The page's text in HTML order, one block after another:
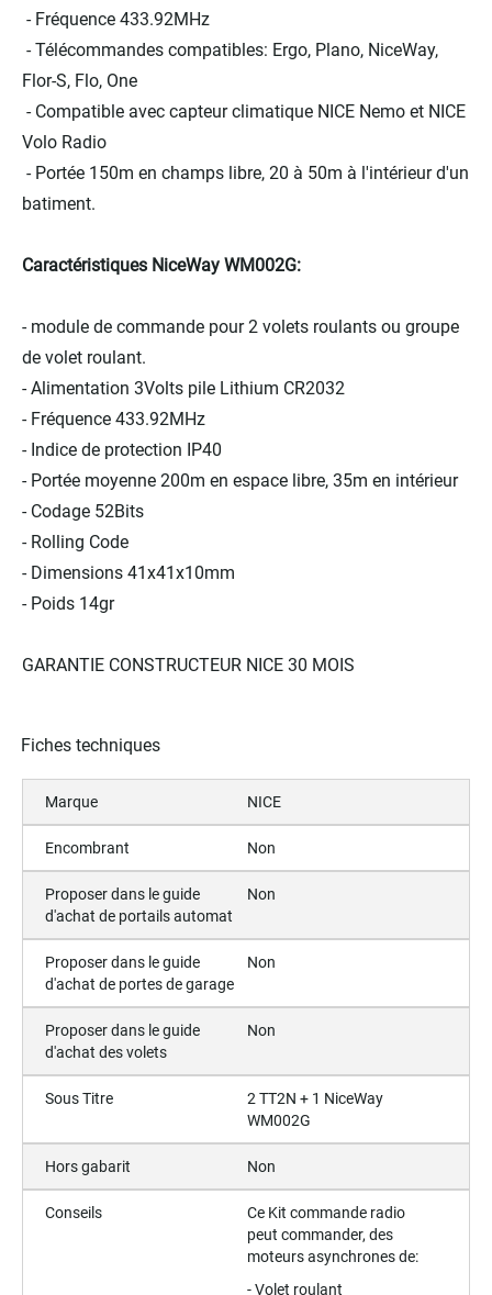
- Fréquence 433.92MHz
- Télécommandes compatibles: Ergo, Plano, NiceWay,
Flor-S, Flo, One
- Compatible avec capteur climatique NICE Nemo et NICE
Volo Radio
- Portée 150m en champs libre, 20 à 50m à l'intérieur d'un
batiment.
Caractéristiques NiceWay WM002G:
- module de commande pour 2 volets roulants ou groupe
de volet roulant.
- Alimentation 3Volts pile Lithium CR2032
- Fréquence 433.92MHz
- Indice de protection IP40
- Portée moyenne 200m en espace libre, 35m en intérieur
- Codage 52Bits
- Rolling Code
- Dimensions 41x41x10mm
- Poids 14gr
GARANTIE CONSTRUCTEUR NICE 30 MOIS
Fiches techniques
Marque NICE
Encombrant Non
Proposer dans le guide
d'achat de portails automat
Non
Proposer dans le guide
d'achat de portes de garage
Non
Proposer dans le guide
d'achat des volets
Non
Sous Titre
2 TT2N + 1 NiceWay
WM002G
Hors gabarit Non
Conseils
Ce Kit commande radio
peut commander, des
moteurs asynchrones de:
- Volet roulant